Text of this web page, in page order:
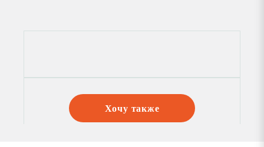
Хочу также